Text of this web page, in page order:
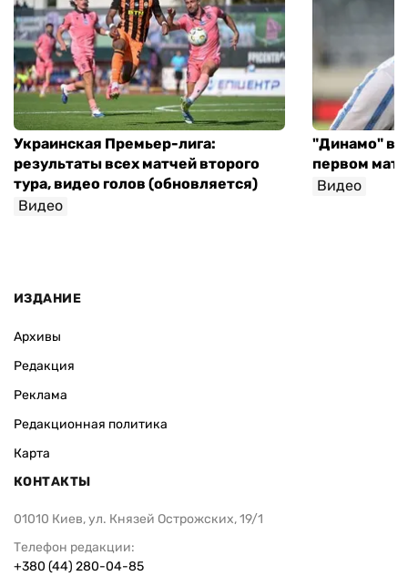
Украинская Премьер-лига:
результаты всех матчей второго
тура, видео голов (обновляется)
Видео
"Динамо"
первом
Видео
ИЗДАНИЕ
Архивы
Редакция
Реклама
Редакционная политика
Карта
КОНТАКТЫ
01010 Киев, ул. Князей Острожских, 19/1
Телефон редакции:
+380 (44) 280-04-85